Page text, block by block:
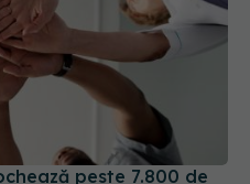
peste 7.800 de
Mii de medici și